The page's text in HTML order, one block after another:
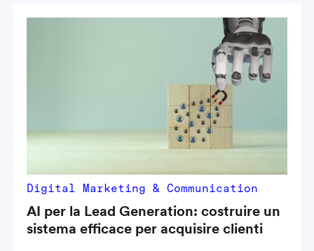
Digital Marketing & Communication
AI per la Lead Generation: costruire un
sistema efficace per acquisire clienti